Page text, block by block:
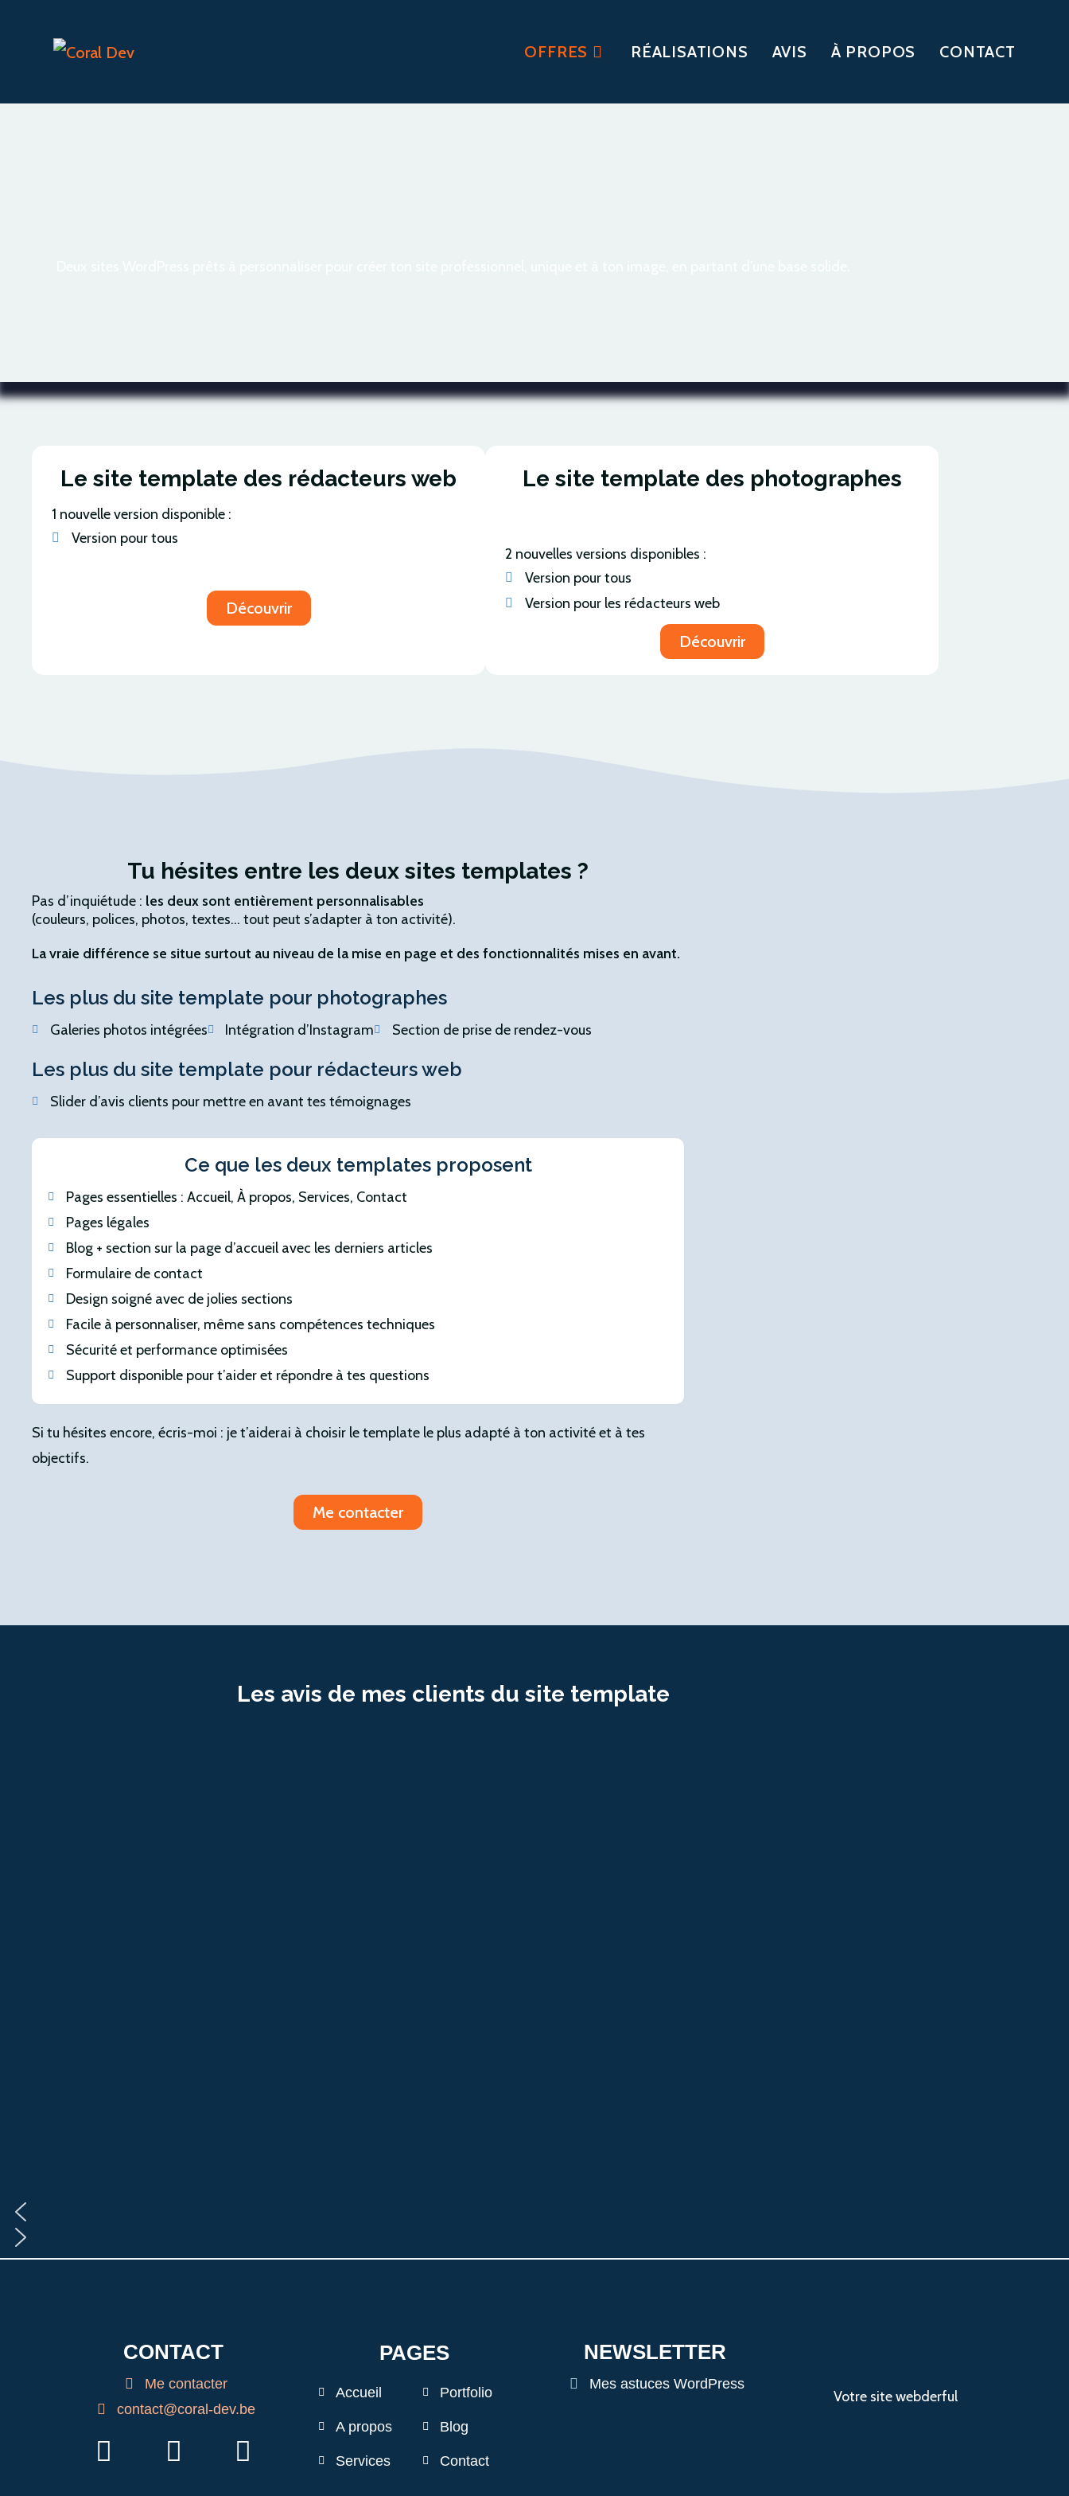
OFFRES RÉALISATIONS AVIS À PROPOS CONTACT
Le site template des rédacteurs web
1 nouvelle version disponible :
Version pour tous
Découvrir
Le site template des photographes
2 nouvelles versions disponibles :
Version pour tous
Version pour les rédacteurs web
Découvrir
Tu hésites entre les deux sites templates ?
Pas d’inquiétude : les deux sont entièrement personnalisables
(couleurs, polices, photos, textes… tout peut s’adapter à ton activité).
La vraie différence se situe surtout au niveau de la mise en page et des fonctionnalités mises en avant.
Les plus du site template pour photographes
Galeries photos intégrées Intégration d’Instagram Section de prise de rendez-vous
Les plus du site template pour rédacteurs web
Slider d’avis clients pour mettre en avant tes témoignages
Ce que les deux templates proposent
Pages essentielles : Accueil, À propos, Services, Contact
Pages légales
Blog + section sur la page d’accueil avec les derniers articles
Formulaire de contact
Design soigné avec de jolies sections
Facile à personnaliser, même sans compétences techniques
Sécurité et performance optimisées
Support disponible pour t’aider et répondre à tes questions
Si tu hésites encore, écris-moi : je t’aiderai à choisir le template le plus adapté à ton activité et à tes
objectifs.
Me contacter
Les avis de mes clients du site template
CONTACT
Me contacter
contact@coral-dev.be
PAGES
Accueil
A propos
Services
Portfolio
Blog
Contact
NEWSLETTER
Mes astuces WordPress
Votre site webderful